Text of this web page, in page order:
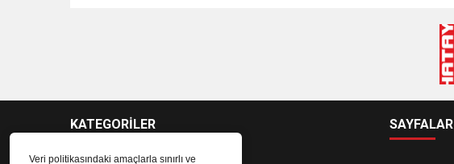
Veri politikasındaki amaçlarla sınırlı ve
KATEGORİLER SAYFALAR